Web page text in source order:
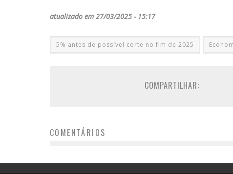
atualizado em 27/03/2025 - 15:17
5% antes de possível corte no fim de 2025
COMPARTILHAR:
COMENTÁRIOS